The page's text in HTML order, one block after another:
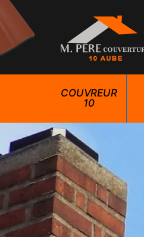
COUVREUR
10